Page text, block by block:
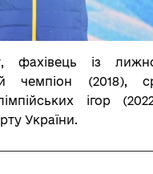
фахівець із
чемпіон (2018),
ігор
України.